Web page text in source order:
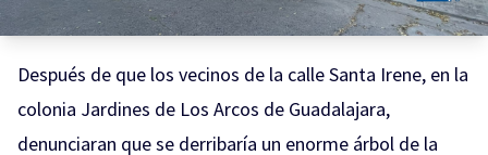
Después de que los vecinos de la calle Santa Irene, en la
colonia Jardines de Los Arcos de Guadalajara,
denunciaran que se derribaría un enorme árbol de la